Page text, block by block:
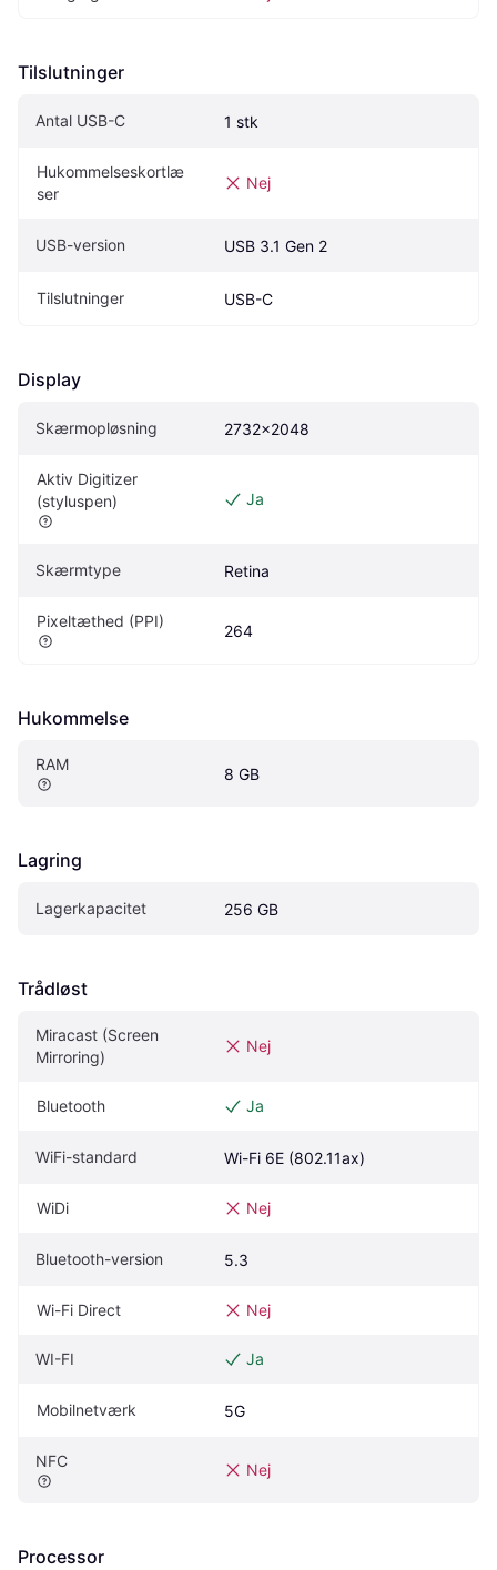
Tilslutninger
Antal USB-C 1 stk
Hukommelseskortlæ
ser
Nej
USB-version USB 3.1 Gen 2
Tilslutninger USB-C
Display
Skærmopløsning 2732x2048
Aktiv Digitizer
(styluspen)
Ja
Skærmtype Retina
Pixeltæthed (PPI)
264
Hukommelse
RAM
8 GB
Lagring
Lagerkapacitet 256 GB
Trådløst
Miracast (Screen
Mirroring)
Nej
Bluetooth Ja
WiFi-standard Wi-Fi 6E (802.11ax)
WiDi Nej
Bluetooth-version 5.3
Wi-Fi Direct Nej
WI-FI Ja
Mobilnetværk 5G
NFC Nej
Processor